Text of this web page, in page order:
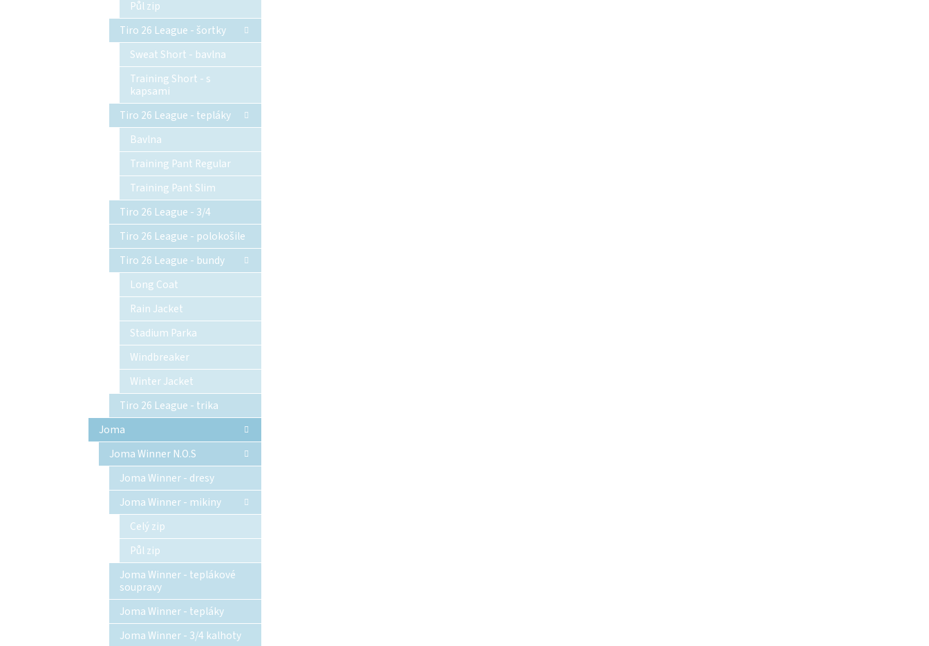
Půl zip
Tiro 26 League - šortky
Sweat Short - bavlna
Training Short - s
kapsami
Tiro 26 League - tepláky
Bavlna
Training Pant Regular
Training Pant Slim
Tiro 26 League - 3/4
Tiro 26 League - polokošile
Tiro 26 League - bundy
Long Coat
Rain Jacket
Stadium Parka
Windbreaker
Winter Jacket
Tiro 26 League - trika
Joma
Joma Winner N.O.S
Joma Winner - dresy
Joma Winner - mikiny
Celý zip
Půl zip
Joma Winner - teplákové
soupravy
Joma Winner - tepláky
Joma Winner - 3/4 kalhoty